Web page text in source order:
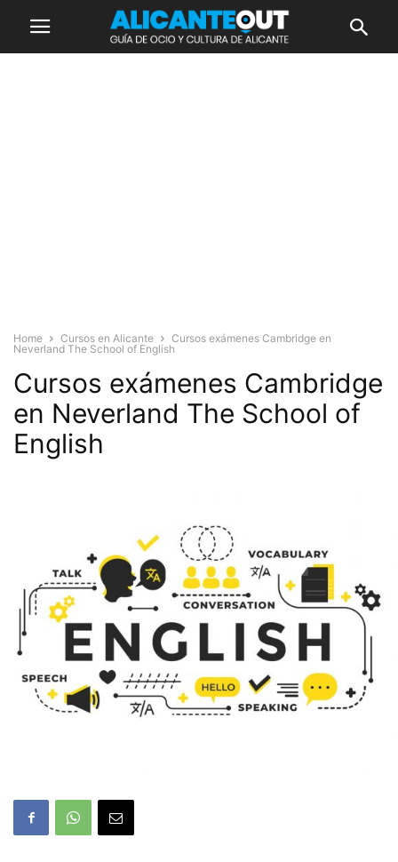
Home Cursos en Alicante
Cursos exámenes Cambridge en
Neverland The School of English
Cursos exámenes Cambridge
en Neverland The School of
English